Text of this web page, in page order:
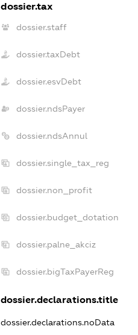
dossier.tax
dossier.staff
dossier.taxDebt
dossier.esvDebt
dossier.ndsPayer
dossier.ndsAnnul
dossier.single_tax_reg
dossier.non_profit
dossier.budget_dotation
dossier.palne_akciz
dossier.bigTaxPayerReg
dossier.declarations.title
dossier.declarations.noData